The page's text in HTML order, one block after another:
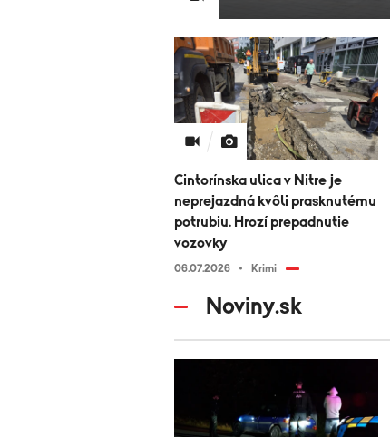
Cintorínska ulica v Nitre je
neprejazdná kvôli prasknutému
potrubiu. Hrozí prepadnutie
vozovky
06.07.2026 Krimi
Noviny.sk